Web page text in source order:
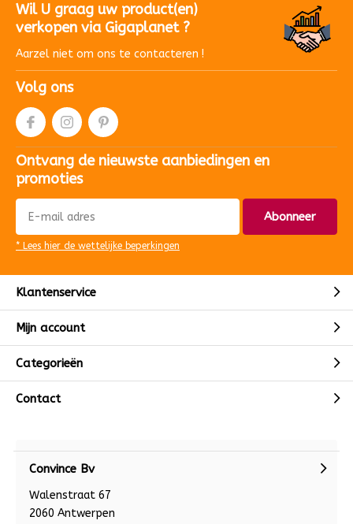
Wil U graag uw product(en)
verkopen via Gigaplanet ?
Aarzel niet om ons te contacteren !
Volg ons
Ontvang de nieuwste aanbiedingen en
promoties
Abonneer
* Lees hier de wettelijke beperkingen
Klantenservice
Mijn account
Categorieën
Contact
Convince Bv
Walenstraat 67
2060 Antwerpen